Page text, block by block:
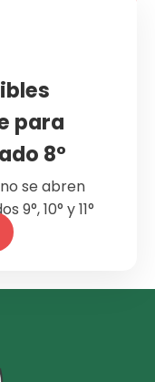
para
8°
se abren
10° y 11°